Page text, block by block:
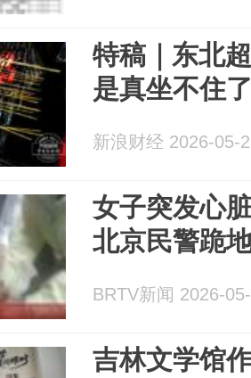
特稿｜东北
是真坐不住
新浪财经 2026-05-
女子突发心
北京民警跪
BRTV新闻 2026-
吉林文学馆